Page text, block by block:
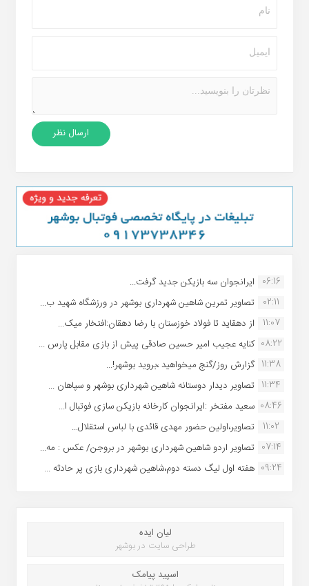
06:16 ایرانجوان سه بازیکن جدید گرفت...
02:11
تصاویر تمرین شاهین شهردارى بوشهر در ورزشگاه شهید ب...
11:07
از دهقاید تا فولاد خوزستان با رضا دهقان:افتخار میک...
08:22 کنایه عجیب امیر حسین صادقی پیش از بازی مقابل پارس ...
11:38 گزارش روز/گنج میخواهید ،بروید بوشهر!...
11:34 تصاویر دیدار دوستانه شاهین شهردارى بوشهر و سپاهان ...
08:46 سعید مفتخر :ایرانجوان کارخانه بازیکن سازی فوتبال ا...
11:02
تصاویر،اولین حضور مهدی قائدی با لباس استقلال...
07:14 تصاویر اردو شاهین شهرداری بوشهر در بروجن/ عکس : مه...
09:24 هفته اول لیگ دسته دوم،شاهین شهرداری بازی پر حادثه ...
لیان ایده
طراحی سایت در بوشهر
اسپید پیامک